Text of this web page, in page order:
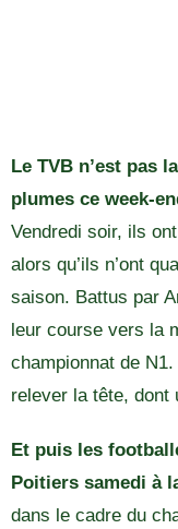
Le TVB n’est pas
plumes ce week-
Vendredi soir, ils
alors qu’ils n’ont
saison. Battus par
leur course vers la
championnat de
relever la tête, dont
Et puis les
Poitiers samedi à
dans le cadre du